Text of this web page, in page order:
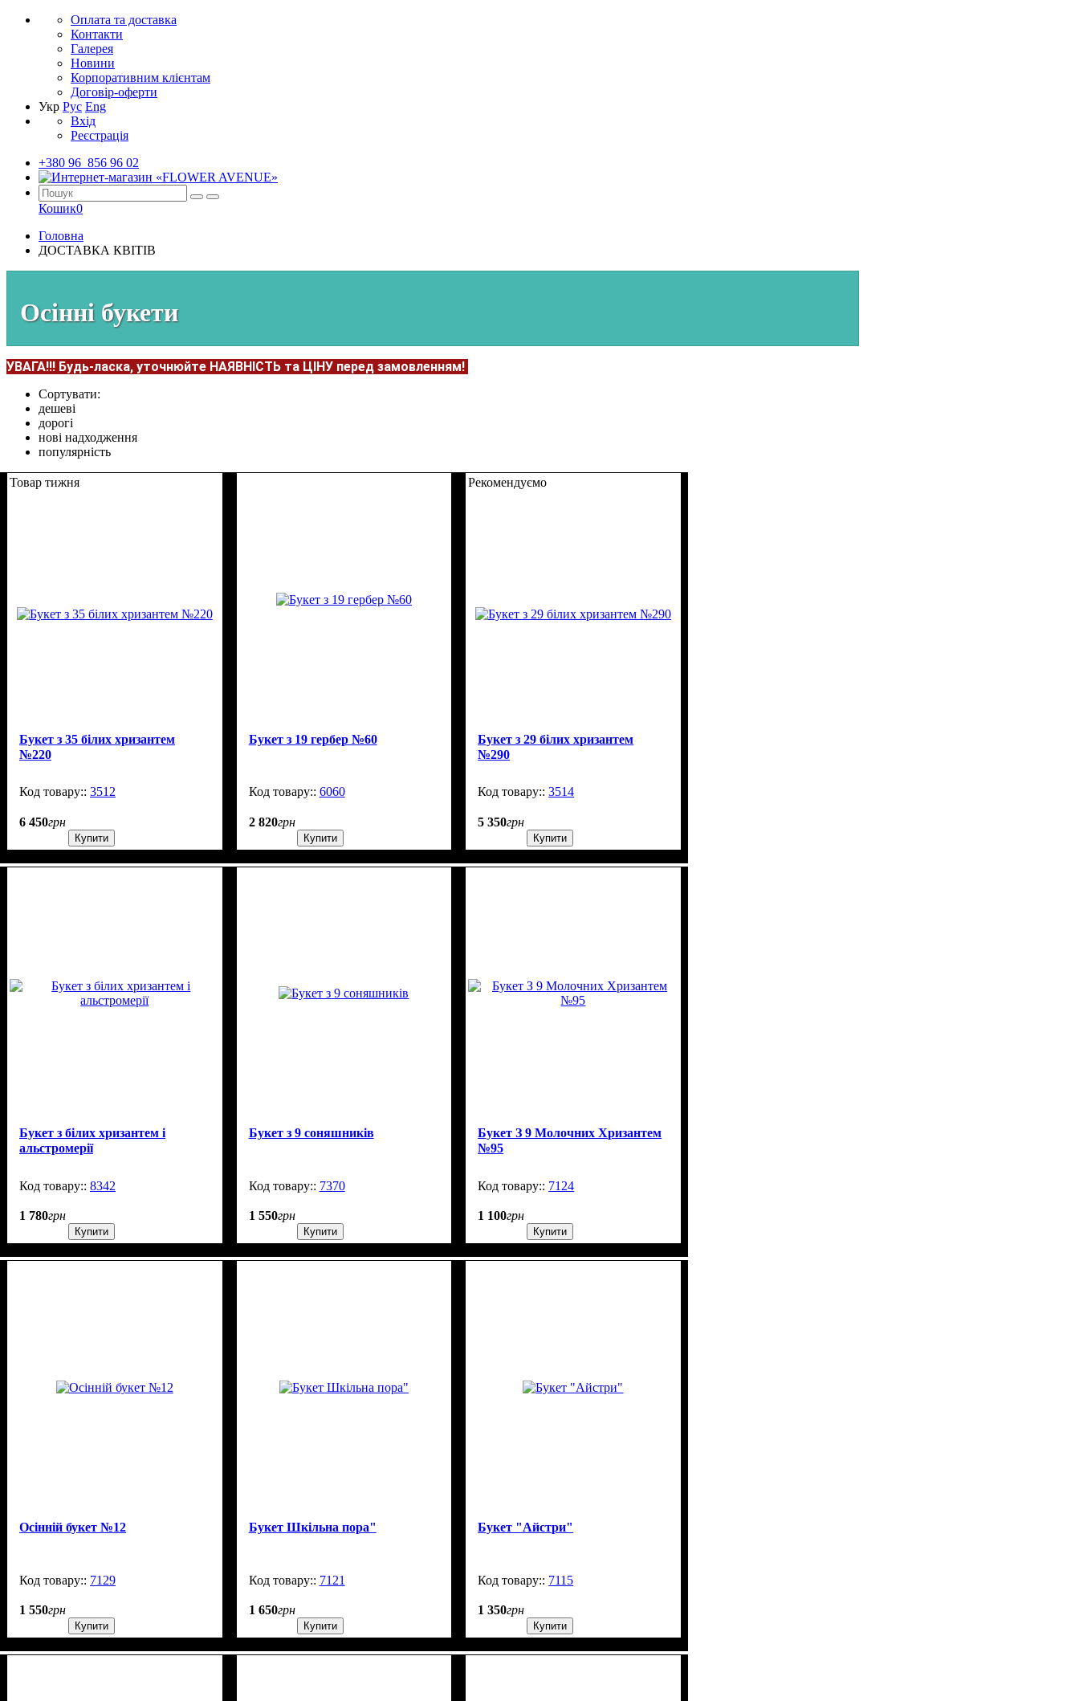
Оплата та доставка
Контакти
Галерея
Новини
Корпоративним клієнтам
Договір-оферти
Укр Рус Eng
Вхід
Реєстрація
+380 96 856 96 02
Кошик0
Головна
ДОСТАВКА КВІТІВ
Осінні букети
УВАГА!!! Будь-ласка, уточнюйте НАЯВНІСТЬ та ЦІНУ перед замовленням!
Сортувати:
дешеві
дорогі
нові надходження
популярність
Товар тижня
Букет з 35 білих хризантем
№220
3512
6 450грн
Купити
Букет з 19 гербер №60
6060
2 820грн
Купити
Рекомендуємо
Букет з 29 білих хризантем
№290
3514
5 350грн
Купити
Букет з білих хризантем і
альстромерії
8342
1 780грн
Купити
Букет з 9 соняшників
7370
1 550грн
Купити
Букет З 9 Молочних Хризантем
№95
7124
1 100грн
Купити
Осінній букет №12
7129
1 550грн
Купити
Букет Шкільна пора"
7121
1 650грн
Купити
Букет "Айстри"
7115
1 350грн
Купити